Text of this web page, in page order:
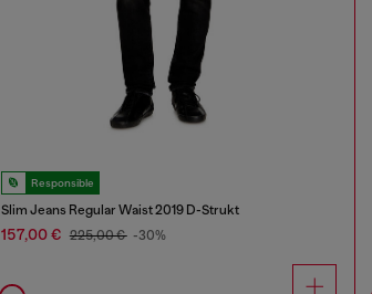
Responsible
Slim Jeans Regular Waist 2019 D-Strukt
157,00 € 225,00 € -30%